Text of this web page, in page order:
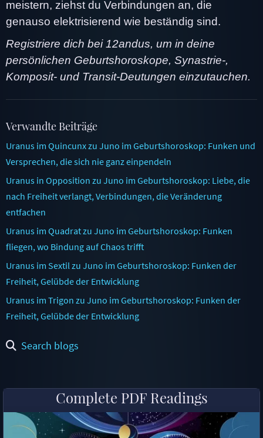
meistern, ziehst du Verbindungen an, die
genauso elektrisierend wie beständig sind.
Registriere dich bei 12andus, um in deine
persönlichen Geburtshoroskope, Synastrie-,
Komposit- und Transit-Deutungen einzutauchen.
Verwandte Beiträge
Uranus im Quincunx zu Juno im Geburtshoroskop: Funken und
Versprechen, die sich nie ganz einpendeln
Uranus in Opposition zu Juno im Geburtshoroskop: Liebe, die
nach Freiheit verlangt, Verbindungen, die Veränderung
entfachen
Uranus im Quadrat zu Juno im Geburtshoroskop: Funken
fliegen, wo Bindung auf Chaos trifft
Uranus im Sextil zu Juno im Geburtshoroskop: Funken der
Freiheit, Gelübde der Entwicklung
Uranus im Trigon zu Juno im Geburtshoroskop: Funken der
Freiheit, Gelübde der Entwicklung
Search blogs
Complete PDF Readings